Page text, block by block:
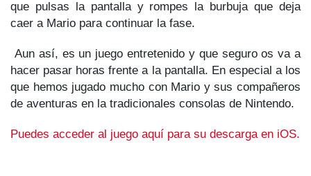
que pulsas la pantalla y rompes la burbuja que deja
caer a Mario para continuar la fase.
Aun así, es un juego entretenido y que seguro os va a
hacer pasar horas frente a la pantalla. En especial a los
que hemos jugado mucho con Mario y sus compañeros
de aventuras en la tradicionales consolas de Nintendo.
Puedes acceder al juego aquí para su descarga en iOS.